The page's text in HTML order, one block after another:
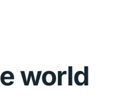
world